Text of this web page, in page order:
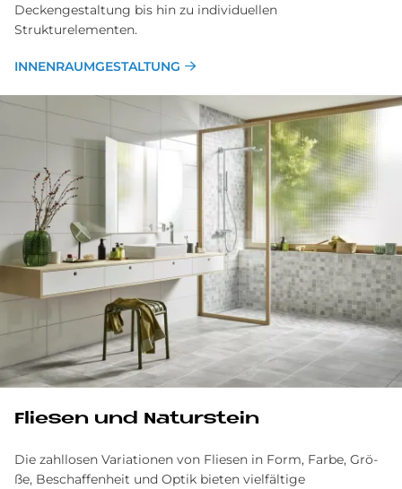
Deckengestaltung bis hin zu individuellen
Strukturelementen.
INNENRAUMGESTALTUNG
Flie­sen und Na­tur­stein
Die zahllosen Va­ria­tio­nen von Flie­sen in Form, Far­be, Grö­
ße, Be­schaf­fen­heit und Op­tik bieten vielfältige